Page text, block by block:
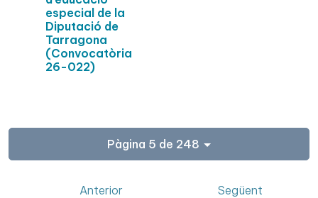
especial de la
Diputació de
Tarragona
(Convocatòria
26-022)
Pàgina 5 de 248
Anterior Següent